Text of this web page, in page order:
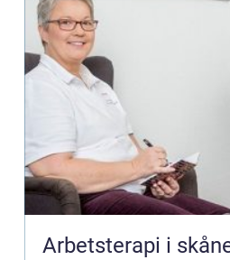
Arbetsterapi i skåne så